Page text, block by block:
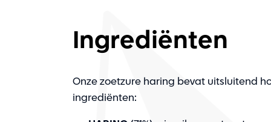
Ingrediënten
Onze zoetzure haring bevat uitsluitend
ingrediënten: